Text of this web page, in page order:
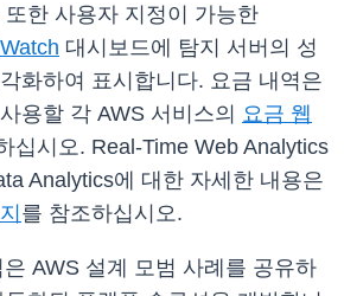
한 사용자 지정이 가능한
대시보드에 탐지 서버의 성
화하여 표시합니다. 요금 내역은
용할 각 AWS 서비스의 요금 웹
십시오. Real-Time Web Analytics
Analytics에 대한 자세한 내용은
를 참조하십시오.
AWS 설계 모범 사례를 공유하